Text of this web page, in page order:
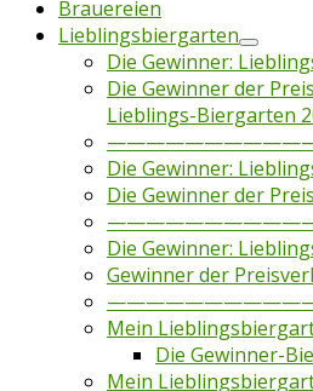
Brauereien
Lieblingsbiergarten
Die Gewinner:
Die Gewinner der
Lieblings-Biergarten
Die Gewinner:
Die Gewinner der
Die Gewinner:
Gewinner der
Mein
Die Gewinner-
Mein